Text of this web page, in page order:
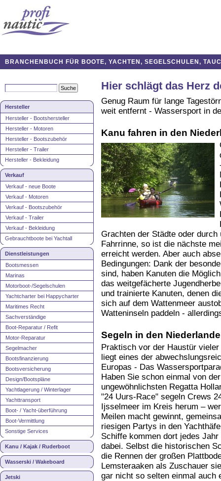
BRANCHENBUCH FÜR BOOTE, YACHTEN, SEGELSCHULEN,
Hersteller
Hersteller - Bootshersteller
Hersteller - Motoren
Hersteller - Bootszubehör
Hersteller - Trailer
Hersteller - Bekleidung
Verkauf
Verkauf - neue Boote
Verkauf - Motoren
Verkauf - Bootszubehör
Verkauf - Trailer
Verkauf - Bekleidung
Gebrauchtboote bei Yachtall
Dienstleistungen
Bootsmessen
Marinas
Motorboot-/Segelschulen
Yachtcharter bei Happycharter
Maritimes Recht
Sachverständige
Boot-Reparatur / Refit
Motor-Reparatur
Segelmacher
Bootsfinanzierung
Bootsversicherung
Design/Bootspläne
Yachtlagerung / Winterlager
Yachttransport
Boot- / Yacht-überführung
Boot-Vermittlung
Sonstige Services
Kanu / Kajak / Ruderboot
Wasserski / Wakeboard
Jetski
Hier schlägt das Herz
Genug Raum für lange
weit entfernt - Wassersport in
Kanu fahren in den
Grachten der Städte oder
Fahrrinne, so ist die nächste
erreicht werden. Aber auch
Bedingungen: Dank der
sind, haben Kanuten die
das weitgefächerte
und trainierte Kanuten, denen
sich auf dem Wattenmeer
Watteninseln paddeln -
Segeln in den
Praktisch vor der Haustür
liegt eines der
Europas - Das
Haben Sie schon einmal von der
ungewöhnlichsten Regatta
"24 Uurs-Race" segeln Crews
Ijsselmeer im Kreis herum –
Meilen macht gewinnt,
riesigen Partys in den
Schiffe kommen dort jedes
dabei. Selbst die historischen
die Rennen der großen
Lemsteraaken als Zuschauer
gar nicht so selten einmal auch